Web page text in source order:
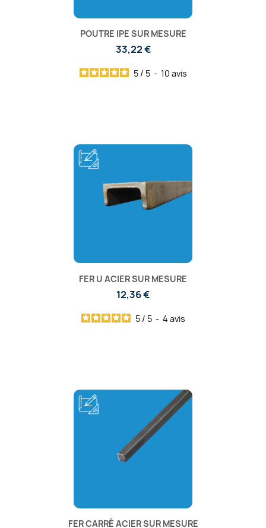
POUTRE IPE SUR MESURE
33,22 €
5 / 5 - 10 avis
FER U ACIER SUR MESURE
12,36 €
5 / 5 - 4 avis
FER CARRÉ ACIER SUR MESURE